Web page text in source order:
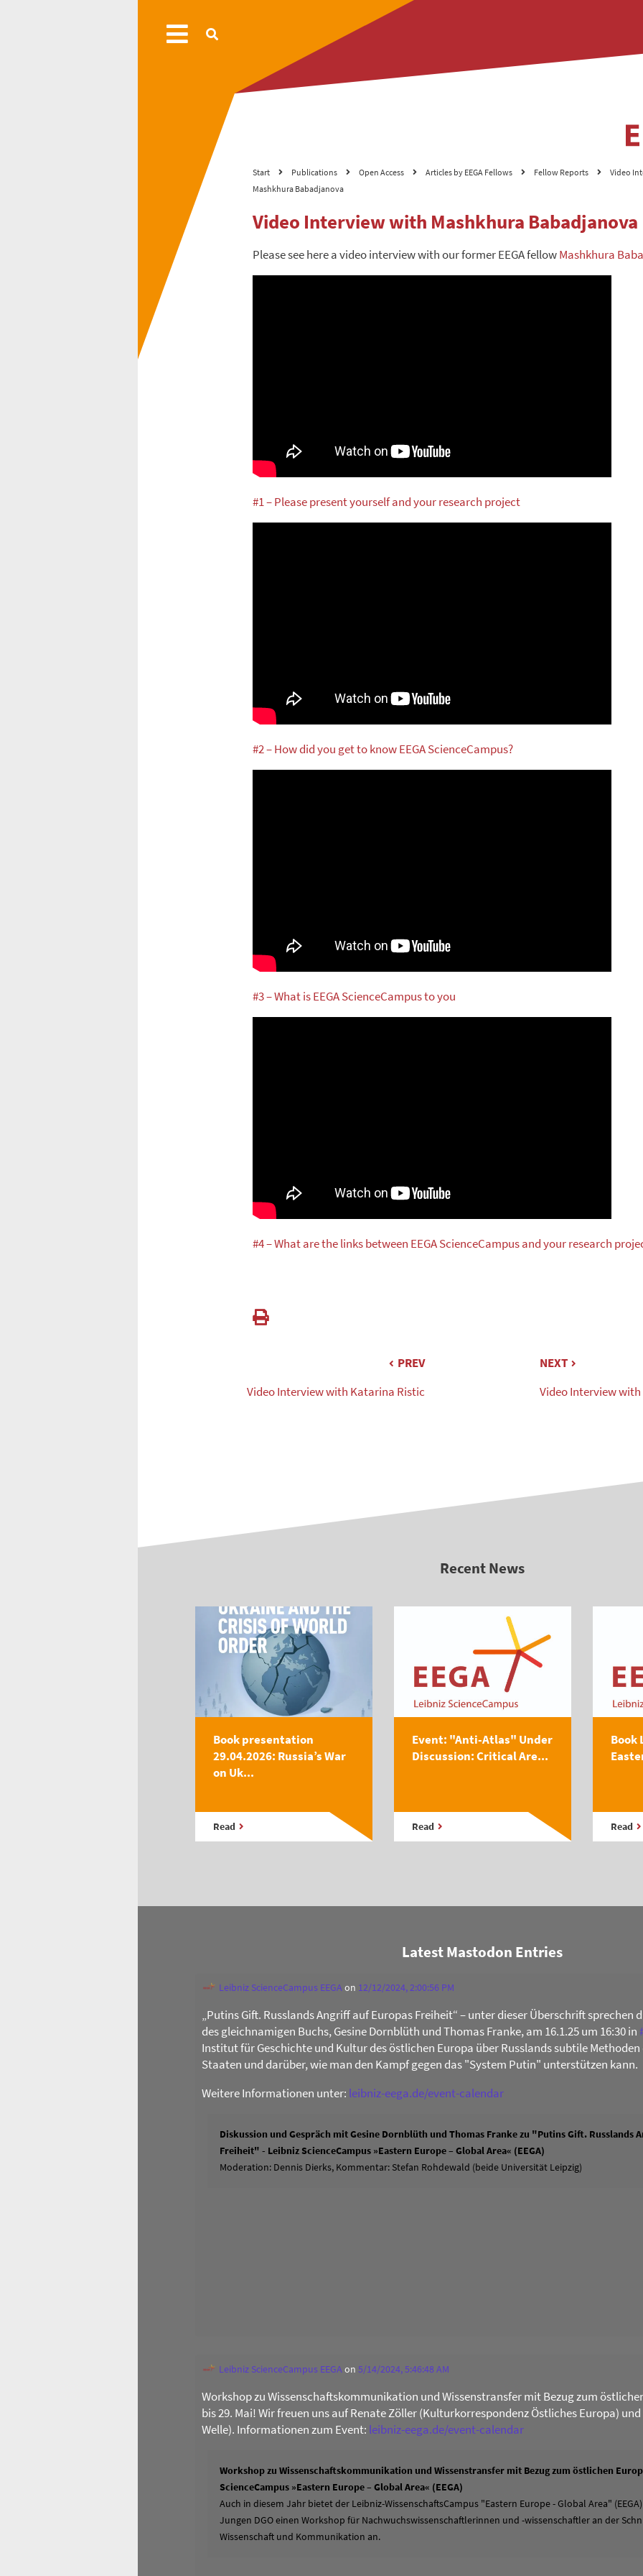
Start Publications Open Access Articles by EEGA Fellows Fellow Reports
Video
Mashkhura Babadjanova
Video Interview with Mashkhura Babadjanova
Please see here a video interview with our former EEGA fellowMashkhura
#1 – Please present yourself and your research project
#2 – How did you get to know EEGA ScienceCampus?
#3 – What is EEGA ScienceCampus to you
#4 – What are the links between EEGA ScienceCampus and your research
PREV
Video Interview with Katarina Ristic
NEXT
Video Interview
Recent News
Book presentation
29.04.2026: Russia’s War
on Uk...
Read
Event: "Anti-Atlas" Under
Discussion: Critical Are...
Read
Book
Read
Latest Mastodon Entries
Leibniz ScienceCampus EEGAon 12/12/2024, 2:00:56 PM
„Putins Gift. Russlands Angriff auf Europas Freiheit“ – unter dieser Überschrift sprechen
des gleichnamigen Buchs, Gesine Dornblüth und Thomas Franke, am 16.1.25 um 16:30 in
Institut für Geschichte und Kultur des östlichen Europa über Russlands subtile
Staaten und darüber, wie man den Kampf gegen das "System Putin" unterstützen kann.
Weitere Informationen unter: leibniz-eega.de/event-calendar
Diskussion und Gespräch mit Gesine Dornblüth und Thomas Franke zu "Putins Gift. Russlands
Freiheit" - Leibniz ScienceCampus »Eastern Europe – Global Area« (EEGA)
Moderation: Dennis Dierks, Kommentar: Stefan Rohdewald (beide Universität Leipzig)
Leibniz ScienceCampus EEGAon 5/14/2024, 5:46:48 AM
Workshop zu Wissenschaftskommunikation und Wissenstransfer mit Bezug zum
bis 29. Mai! Wir freuen uns auf Renate Zöller (Kulturkorrespondenz Östliches Europa)
Welle). Informationen zum Event: leibniz-eega.de/event-calendar
Workshop zu Wissenschaftskommunikation und Wissenstransfer mit Bezug zum östlichen
ScienceCampus »Eastern Europe – Global Area« (EEGA)
Auch in diesem Jahr bietet der Leibniz-WissenschaftsCampus "Eastern Europe - Global Area"
Jungen DGO einen Workshop für Nachwuchswissenschaftlerinnen und -wissenschaftler an der
Wissenschaft und Kommunikation an.